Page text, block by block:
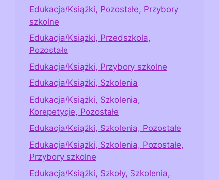
Edukacja/Książki, Pozostałe, Przybory
szkolne
Edukacja/Książki, Przedszkola,
Pozostałe
Edukacja/Książki, Przybory szkolne
Edukacja/Książki, Szkolenia
Edukacja/Książki, Szkolenia,
Korepetycje, Pozostałe
Edukacja/Książki, Szkolenia, Pozostałe
Edukacja/Książki, Szkolenia, Pozostałe,
Przybory szkolne
Edukacja/Książki, Szkoły, Szkolenia,